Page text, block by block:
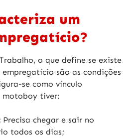
um
o que define se existe
são as condições
se como vínculo
motoboy tiver:
Precisa chegar e sair no
todos os dias;